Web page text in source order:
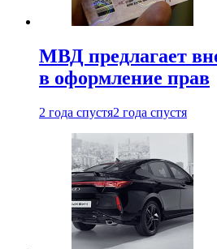
МВД предлагает
в оформление прав
2 года спустя2 года спустя